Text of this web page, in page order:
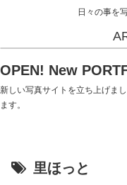
日々の事を
OPEN! New
新しい写真サイトを立ち上げま
ます。
里ほっと